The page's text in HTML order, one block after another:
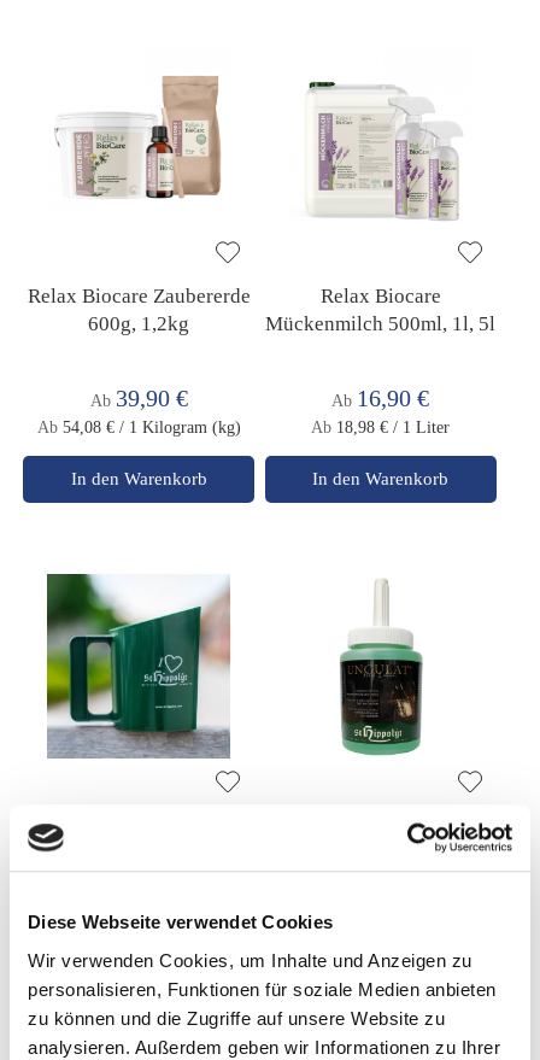
Diese Webseite verwendet Cookies
Wir verwenden Cookies, um Inhalte und Anzeigen zu
personalisieren, Funktionen für soziale Medien anbieten
zu können und die Zugriffe auf unsere Website zu
analysieren. Außerdem geben wir Informationen zu Ihrer
Relax Biocare Zaubererde
600g, 1,2kg
Ab 39,90 €
Ab 54,08 € / 1 Kilogram (kg)
In den Warenkorb
Relax Biocare
Mückenmilch 500ml, 1l, 5l
Ab 16,90 €
Ab 18,98 € / 1 Liter
In den Warenkorb
St. Hippolyt Futterbecher
3,50 €
3,50 € / 1 Stück (stk)
In den Warenkorb
St. Hippolyt Ungulat Hoof
Lotion, 450ml
59,78 € / 1 Liter
In den Warenkorb